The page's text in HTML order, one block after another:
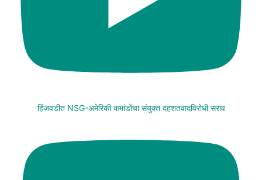
हिंजवडीत NSG-अमेरिकी कमांडोंचा संयुक्त दहशतवादविरोधी सराव